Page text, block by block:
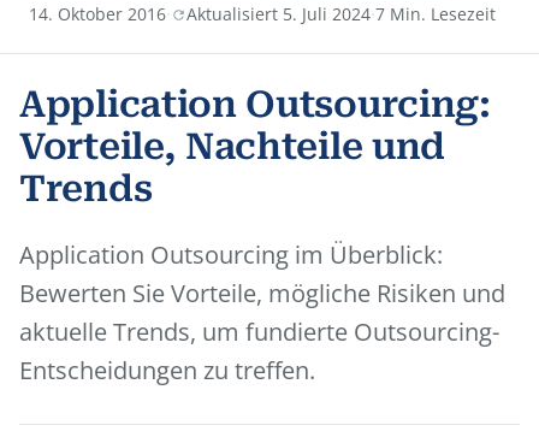
14. Oktober 2016· Aktualisiert 5. Juli 2024·7 Min. Lesezeit
Application Outsourcing:
Vorteile, Nachteile und
Trends
Application Outsourcing im Überblick:
Bewerten Sie Vorteile, mögliche Risiken und
aktuelle Trends, um fundierte Outsourcing-
Entscheidungen zu treffen.